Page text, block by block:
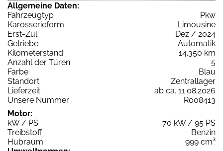
Allgemeine Daten:
Fahrzeugtyp
Pkw
Karosserieform
Limousine
Erst-Zul.
Dez / 2024
Getriebe
Automatik
Kilometerstand
14.350 km
Anzahl der Türen
5
Farbe
Blau
Standort
Zentrallager
Lieferzeit
ab ca. 11.08.2026
Unsere Nummer
R008413
Motor:
kW / PS
70 kW / 95 PS
Treibstoff
Benzin
Hubraum
999 cm³